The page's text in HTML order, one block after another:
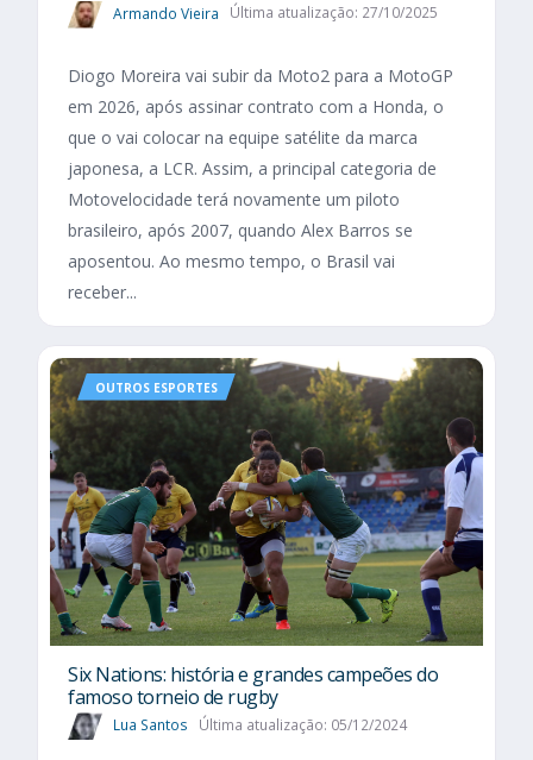
Armando Vieira Última atualização: 27/10/2025
Diogo Moreira vai subir da Moto2 para a MotoGP
em 2026, após assinar contrato com a Honda, o
que o vai colocar na equipe satélite da marca
japonesa, a LCR. Assim, a principal categoria de
Motovelocidade terá novamente um piloto
brasileiro, após 2007, quando Alex Barros se
aposentou. Ao mesmo tempo, o Brasil vai
receber...
OUTROS ESPORTES
Six Nations​: história e grandes campeões do
famoso torneio de rugby
Lua Santos Última atualização: 05/12/2024